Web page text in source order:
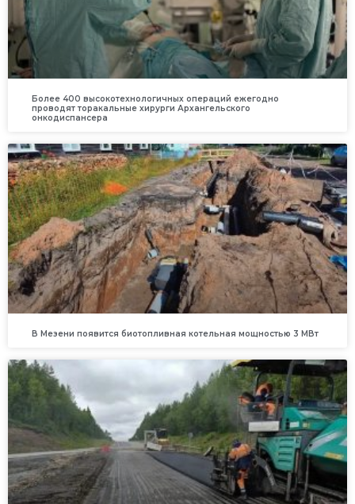
Более 400 высокотехнологичных операций ежегодно
проводят торакальные хирурги Архангельского
онкодиспансера
В Мезени появится биотопливная котельная мощностью 3 МВт